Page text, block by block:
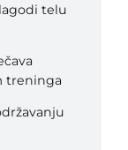
telu
treninga